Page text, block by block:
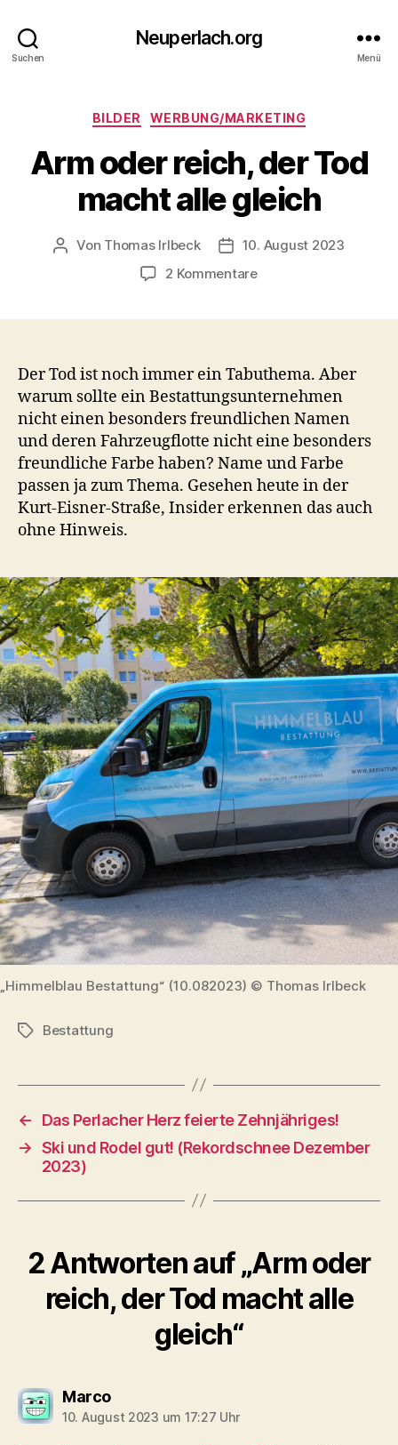
Suchen
Neuperlach.org
Menü
Kategorien
BILDER WERBUNG/MARKETING
Arm oder reich, der Tod
macht alle gleich
Beitragsautor
Von Thomas Irlbeck Veröffentlichungsdatum
10. August 2023
2 Kommentarezu
Tod
macht
alle
gleich
Der Tod ist noch immer ein Tabuthema. Aber
warum sollte ein Bestattungsunternehmen
nicht einen besonders freundlichen Namen
und deren Fahrzeugflotte nicht eine besonders
freundliche Farbe haben? Name und Farbe
passen ja zum Thema. Gesehen heute in der
Kurt-Eisner-Straße, Insider erkennen das auch
ohne Hinweis.
„Himmelblau Bestattung“ (10.082023) © Thomas Irlbeck
Schlagwörter
Bestattung
←
Das Perlacher Herz feierte Zehnjähriges!
→ Ski und Rodel gut! (Rekordschnee Dezember
2023)
2 Antworten auf „Arm oder
reich, der Tod macht alle
gleich“
Marcosagt:
10. August 2023 um 17:27 Uhr